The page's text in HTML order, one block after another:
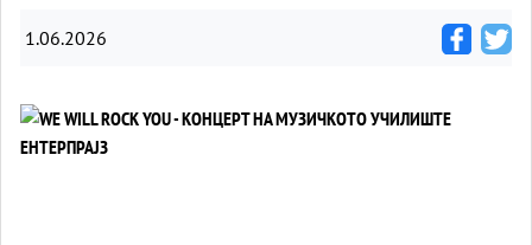
1.06.2026